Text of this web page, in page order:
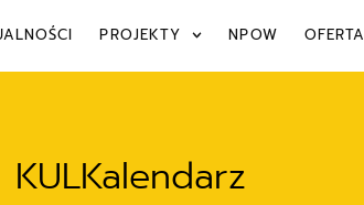
PROJEKTY NPOW OFERTA
KULKalendarz